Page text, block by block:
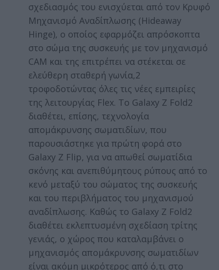
σχεδιασμός του ενισχύεται από τον Κρυφό
Μηχανισμό Αναδίπλωσης (Hideaway
Hinge), ο οποίος εφαρμόζει απρόσκοπτα
στο σώμα της συσκευής με τον μηχανισμό
CAM και της επιτρέπει να στέκεται σε
ελεύθερη σταθερή γωνία,2
τροφοδοτώντας όλες τις νέες εμπειρίες
της λειτουργίας Flex. Το Galaxy Z Fold2
διαθέτει, επίσης, τεχνολογία
απομάκρυνσης σωματιδίων, που
παρουσιάστηκε για πρώτη φορά στο
Galaxy Z Flip, για να απωθεί σωματίδια
σκόνης και ανεπιθύμητους ρύπους από το
κενό μεταξύ του σώματος της συσκευής
και του περιβλήματος του μηχανισμού
αναδίπλωσης. Καθώς το Galaxy Z Fold2
διαθέτει εκλεπτυσμένη σχεδίαση τρίτης
γενιάς, ο χώρος που καταλαμβάνει ο
μηχανισμός απομάκρυνσης σωματιδίων
είναι ακόμη μικρότερος από ό,τι στο